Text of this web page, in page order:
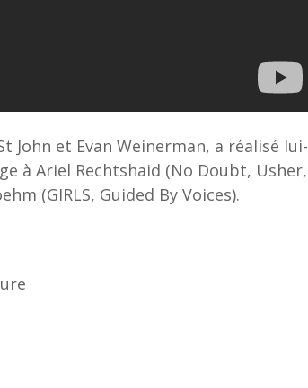
John et Evan Weinerman, a réalisé lui-
à Ariel Rechtshaid (No Doubt, Usher,
(GIRLS, Guided By Voices).